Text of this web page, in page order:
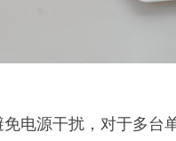
源干扰，对于多台单